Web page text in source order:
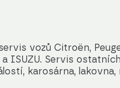
vozů Citroën,
ISUZU. Servis
karosárna,